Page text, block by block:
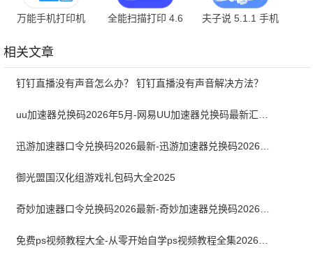
万能手机打印机
全能扫描打印 4.6
夫子说 5.1.1 手机
相关文章
钉钉直播没有声音怎么办？ 钉钉直播没有声音解决方法？
御光盟国汉化组游戏礼包码大全2025